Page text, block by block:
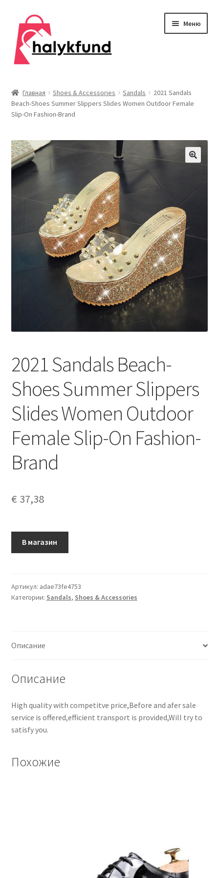
Перейти
навигации
Перейти
содержимому
Меню
меню
Главная
Контакты
Дом и сад
Публикации
Главная Shoes & Accessories Sandals
2021 Sandals
Beach-Shoes Summer Slippers Slides Women Outdoor Female
Slip-On Fashion-Brand
2021 Sandals Beach-
Shoes Summer Slippers
Slides Women Outdoor
Female Slip-On Fashion-
Brand
€ 37,38
В магазин
Артикул: adae73fe4753
Категории: Sandals, Shoes & Accessories
Описание
Описание
High quality with competitve price,Before and afer sale
service is offered,efficient transport is provided,Will try to
satisfy you.
Похожие